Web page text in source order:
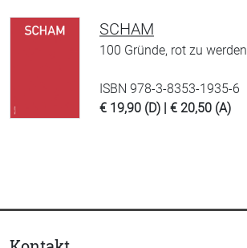
SCHAM
100 Gründe, rot zu werden
ISBN 978-3-8353-1935-6
€ 19,90 (D) | € 20,50 (A)